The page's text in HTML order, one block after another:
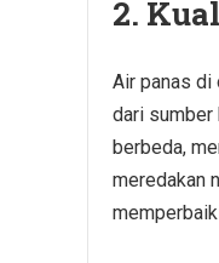
2.
Air panas di
dari sumber
berbeda,
meredakan